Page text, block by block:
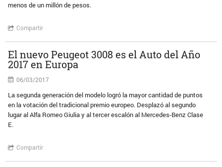
menos de un millón de pesos.
Compartir
El nuevo Peugeot 3008 es el Auto del Año
2017 en Europa
06/03/2017
La segunda generación del modelo logró la mayor cantidad de puntos
en la votación del tradicional premio europeo. Desplazó al segundo
lugar al Alfa Romeo Giulia y al tercer escalón al Mercedes-Benz Clase
E.
Compartir